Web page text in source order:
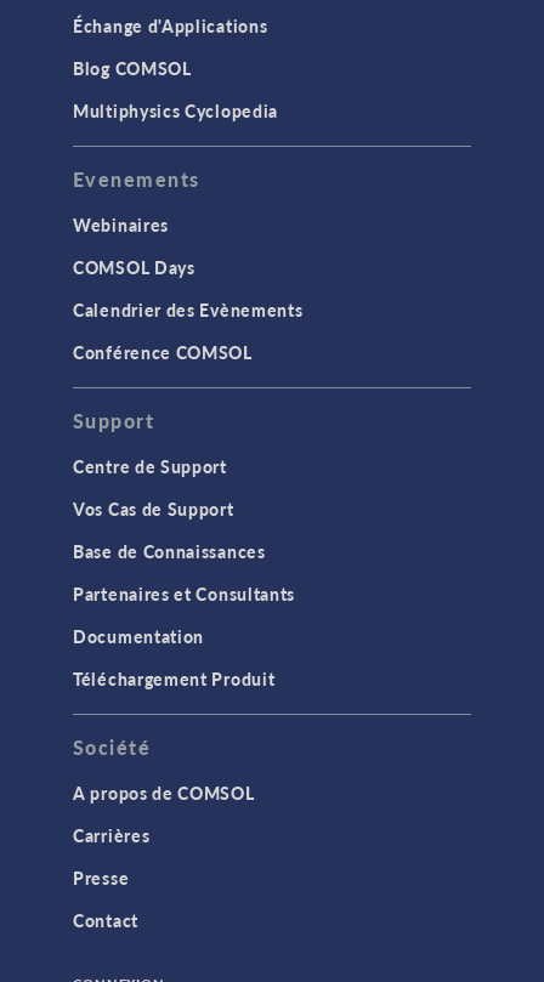
Échange d'Applications
Blog COMSOL
Multiphysics Cyclopedia
Evenements
Webinaires
COMSOL Days
Calendrier des Evènements
Conférence COMSOL
Support
Centre de Support
Vos Cas de Support
Base de Connaissances
Partenaires et Consultants
Documentation
Téléchargement Produit
Société
A propos de COMSOL
Carrières
Presse
Contact